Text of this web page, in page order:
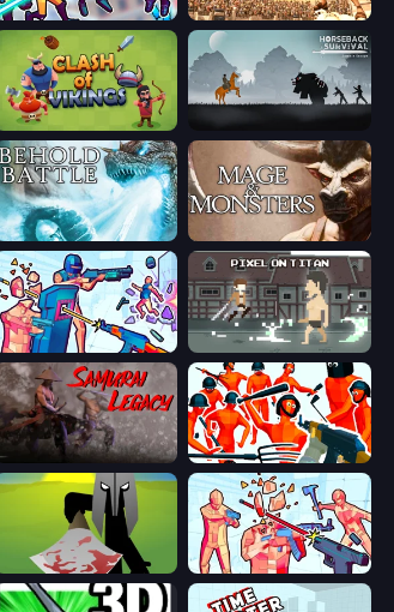
Hero 3: Flying Robot Gladiator: True Story
Clash of Vikings Horseback Survival
Behold Battle Mage and Monsters
Time Shooter 3: SWAT Pixel on Titan: AoT
Samurai Legacy Funny Shooter - Destroy All
Kill The Spartan Time Shooter 2